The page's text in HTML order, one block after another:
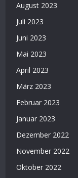
August 2023
Juli 2023
Juni 2023
Mai 2023
April 2023
März 2023
Februar 2023
Januar 2023
Dezember 2022
November 2022
Oktober 2022